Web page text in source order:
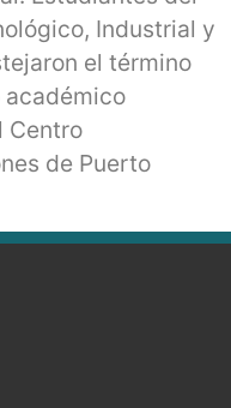
Industrial y
el término
académico
Centro
de Puerto